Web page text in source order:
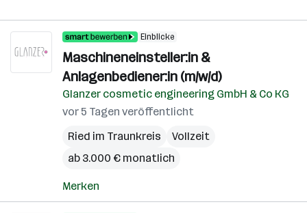
Einblicke
Maschineneinsteller:in &
Anlagenbediener:in (m/w/d)
Glanzer cosmetic engineering GmbH & Co KG
vor 5 Tagen veröffentlicht
Ried im Traunkreis
Vollzeit
ab 3.000 € monatlich
Merken